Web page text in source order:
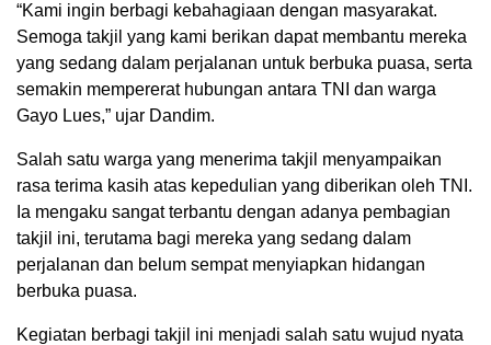
“Kami ingin berbagi kebahagiaan dengan masyarakat.
Semoga takjil yang kami berikan dapat membantu mereka
yang sedang dalam perjalanan untuk berbuka puasa, serta
semakin mempererat hubungan antara TNI dan warga
Gayo Lues,” ujar Dandim.
Salah satu warga yang menerima takjil menyampaikan
rasa terima kasih atas kepedulian yang diberikan oleh TNI.
Ia mengaku sangat terbantu dengan adanya pembagian
takjil ini, terutama bagi mereka yang sedang dalam
perjalanan dan belum sempat menyiapkan hidangan
berbuka puasa.
Kegiatan berbagi takjil ini menjadi salah satu wujud nyata